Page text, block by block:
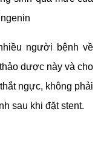
người bệnh về
dược này và cho
ngực, không phải
sau khi đặt stent.